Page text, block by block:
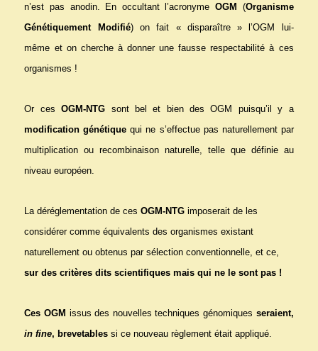
n’est pas anodin. En occultant l’acronyme OGM (Organisme
Génétiquement Modifié) on fait « disparaître » l’OGM lui-
même et on cherche à donner une fausse respectabilité à ces
organismes !
Or cesOGM-NTG sont bel et bien des OGM puisqu’il y a
modification génétiquequi ne s’effectue pas naturellement par
multiplication ou recombinaison naturelle, telle que définie au
niveau européen.
La déréglementation de cesOGM-NTGimposerait de les
considérer comme équivalents des organismes existant
naturellement ou obtenus par sélection conventionnelle, et ce,
sur des critères dits scientifiques mais qui ne le sont pas !
Ces OGM issus des nouvelles techniques génomiques seraient,
in fine, brevetablessi ce nouveau règlement était appliqué.